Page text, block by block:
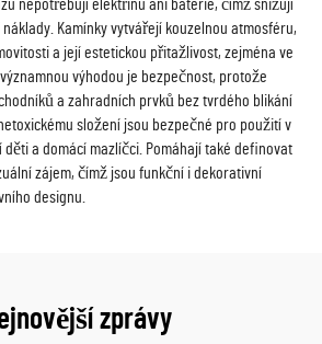
nepotřebují elektřinu ani baterie, čímž snižují
Kamínky vytvářejí kouzelnou atmosféru,
a její estetickou přitažlivost, zejména ve
výhodou je bezpečnost, protože
a zahradních prvků bez tvrdého blikání
složení jsou bezpečné pro použití v
a domácí mazlíčci. Pomáhají také definovat
zájem, čímž jsou funkční i dekorativní
designu.
zprávy